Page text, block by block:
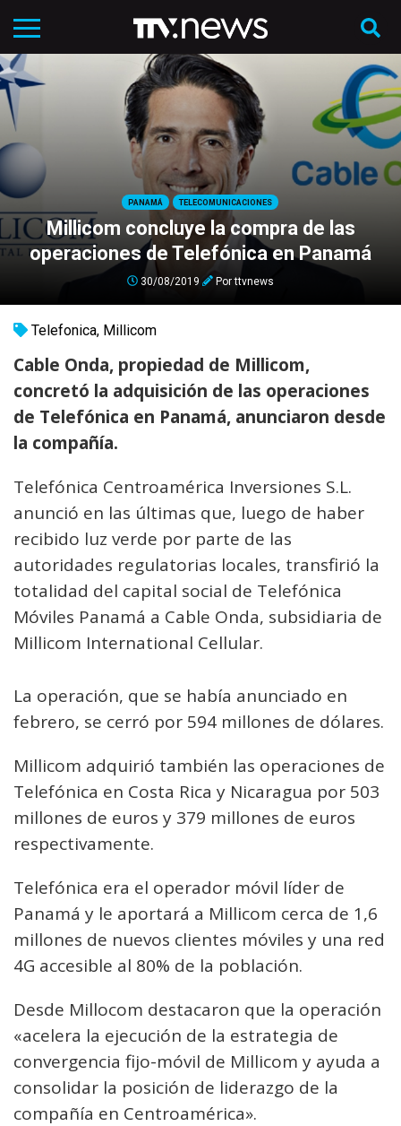
PANAMÁ TELECOMUNICACIONES
Millicom concluye la compra de las
operaciones de Telefónica en Panamá
30/08/2019 Porttvnews
Telefonica, Millicom
Cable Onda, propiedad de Millicom,
concretó la adquisición de las operaciones
de Telefónica en Panamá, anunciaron desde
la compañía.
Telefónica Centroamérica Inversiones S.L.
anunció en las últimas que, luego de haber
recibido luz verde por parte de las
autoridades regulatorias locales, transfirió la
totalidad del capital social de Telefónica
Móviles Panamá a Cable Onda, subsidiaria de
Millicom International Cellular.
La operación, que se había anunciado en
febrero, se cerró por 594 millones de dólares.
Millicom adquirió también las operaciones de
Telefónica en Costa Rica y Nicaragua por 503
millones de euros y 379 millones de euros
respectivamente.
Telefónica era el operador móvil líder de
Panamá y le aportará a Millicom cerca de 1,6
millones de nuevos clientes móviles y una red
4G accesible al 80% de la población.
Desde Millocom destacaron que la operación
«acelera la ejecución de la estrategia de
convergencia fijo-móvil de Millicom y ayuda a
consolidar la posición de liderazgo de la
compañía en Centroamérica».